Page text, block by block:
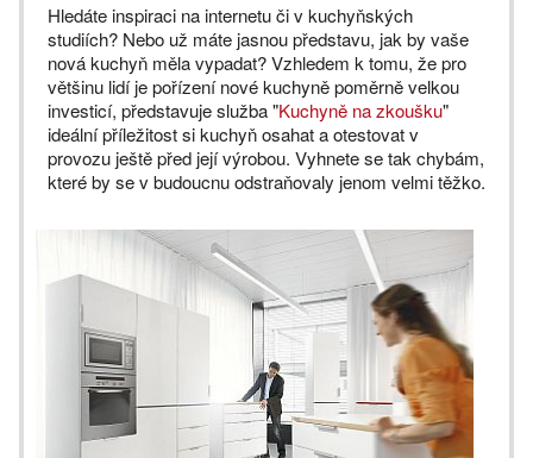
Hledáte inspiraci na internetu či v kuchyňských
studiích? Nebo už máte jasnou představu, jak by vaše
nová kuchyň měla vypadat? Vzhledem k tomu, že pro
většinu lidí je pořízení nové kuchyně poměrně velkou
investicí, představuje služba "Kuchyně na zkoušku"
ideální příležitost si kuchyň osahat a otestovat v
provozu ještě před její výrobou. Vyhnete se tak chybám,
které by se v budoucnu odstraňovaly jenom velmi těžko.